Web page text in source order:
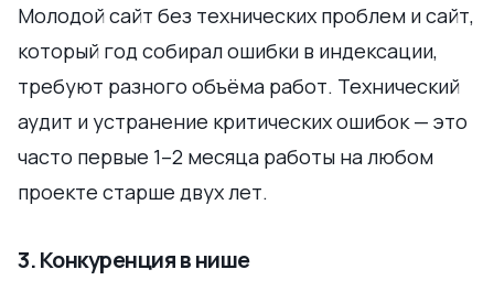
Молодой сайт без технических проблем и сайт,
который год собирал ошибки в индексации,
требуют разного объёма работ. Технический
аудит и устранение критических ошибок — это
часто первые 1–2 месяца работы на любом
проекте старше двух лет.
3. Конкуренция в нише